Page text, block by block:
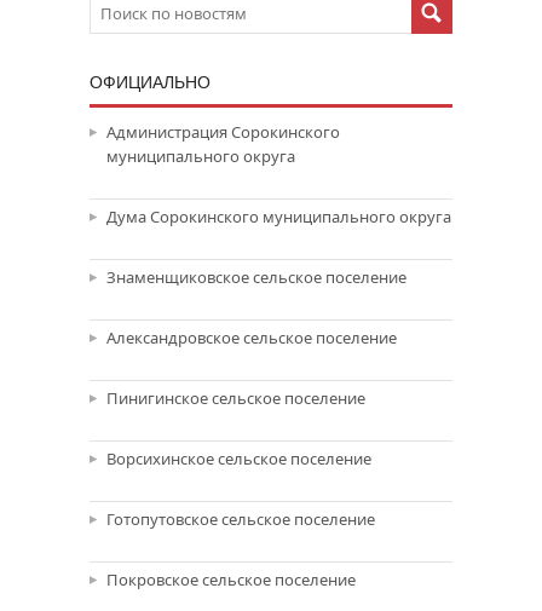
ОФИЦИАЛЬНО
Администрация Сорокинского
муниципального округа
Дума Сорокинского муниципального округа
Знаменщиковское сельское поселение
Александровское сельское поселение
Пинигинское сельское поселение
Ворсихинское сельское поселение
Готопутовское сельское поселение
Покровское сельское поселение